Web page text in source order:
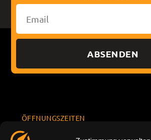
ABSENDEN
ÖFFNUNGSZEITEN